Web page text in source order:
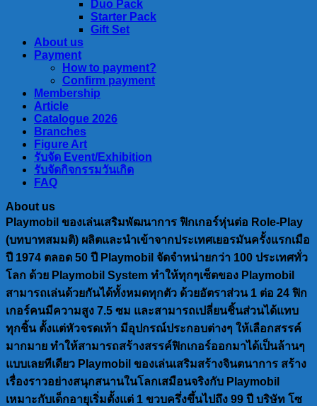
Duo Pack
Starter Pack
Gift Set
About us
Payment
How to payment?
Confirm payment
Membership
Article
Catalogue 2026
Branches
Figure Art
รับจัด Event/Exhibition
รับจัดกิจกรรมวันเกิด
FAQ
About us
Playmobil ของเล่นเสริมพัฒนาการ ฟิกเกอร์หุ่นต่อ Role-Play
(บทบาทสมมติ) ผลิตและนำเข้าจากประเทศเยอรมันครั้งแรกเมือ
ปี 1974 ตลอด 50 ปี Playmobil จัดจำหน่ายกว่า 100 ประเทศทั่ว
โลก ด้วย Playmobil System ทำให้ทุกๆเซ็ตของ Playmobil
สามารถเล่นด้วยกันได้ทั้งหมดทุกตัว ด้วยอัตราส่วน 1 ต่อ 24 ฟิก
เกอร์คนมีความสูง 7.5 ซม และสามารถเปลี่ยนชิ้นส่วนได้แทบ
ทุกชิ้น ตั้งแต่หัวจรดเท้า มีอุปกรณ์ประกอบต่างๆ ให้เลือกสรรค์
มากมาย ทำให้สามารถสร้างสรรค์ฟิกเกอร์ออกมาได้เป็นล้านๆ
แบบเลยทีเดียว Playmobil ของเล่นเสริมสร้างจินตนาการ สร้าง
เรื่องราวอย่างสนุกสนานในโลกเสมือนจริงกับ Playmobil
เหมาะกับเด็กอายุเริ่มตั้งแต่ 1 ขวบครึ่งขึ้นไปถึง 99 ปี บริษัท โซ